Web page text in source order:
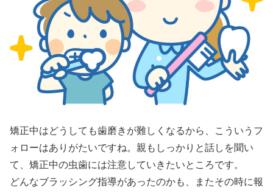
矯正中はどうしても歯磨きが難しくなるから、こういうフ
ォローはありがたいですね。親もしっかりと話しを聞い
て、矯正中の虫歯には注意していきたいところです。
どんなブラッシング指導があったのかも、またその時に報